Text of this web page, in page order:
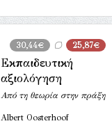
30,44€ 25,87€
Εκπαιδευτική
αξιολόγηση
Από τη θεωρία στην πράξη
Albert Oosterhoof